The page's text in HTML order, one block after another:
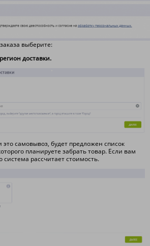
выберите:
доставки.
это самовывоз, будет предложен список
планируете забрать товар. Если вам
система рассчитает стоимость.